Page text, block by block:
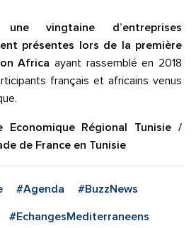
vingtaine d’entreprises
présentes lors de la première
Africa ayant rassemblé en 2018
français et africains venus
Economique Régional Tunisie /
de France en Tunisie
#Agenda #BuzzNews
#EchangesMediterraneens